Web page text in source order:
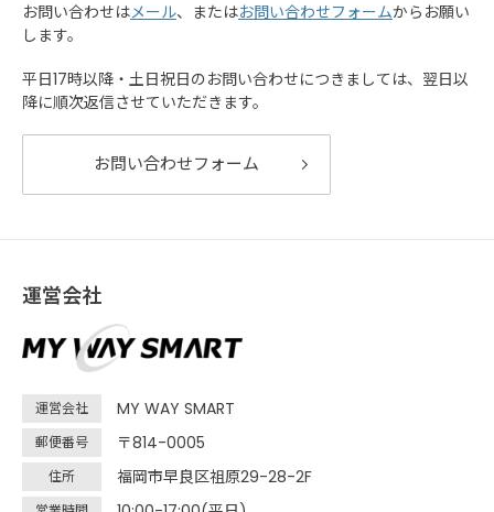
お問い合わせはメール、またはお問い合わせフォームからお願い
します。
平日17時以降・土日祝日のお問い合わせにつきましては、翌日以
降に順次返信させていただきます。
お問い合わせフォーム
運営会社
運営会社 MY WAY SMART
郵便番号 〒814-0005
住所 福岡市早良区祖原29-28-2F